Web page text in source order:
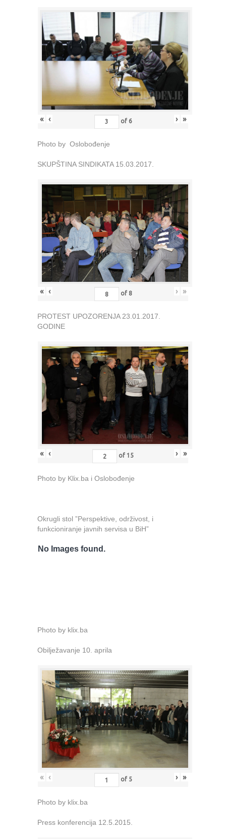
« ‹ of 6 › »
Photo by Oslobođenje
SKUPŠTINA SINDIKATA 15.03.2017.
« ‹ of 8 › »
PROTEST UPOZORENJA 23.01.2017.
GODINE
« ‹ of 15 › »
Photo by Klix.ba i Oslobođenje
Okrugli stol ”Perspektive, održivost, i
funkcioniranje javnih servisa u BiH”
No Images found.
Photo by klix.ba
Obilježavanje 10. aprila
« ‹ of 5 › »
Photo by klix.ba
Press konferencija 12.5.2015.